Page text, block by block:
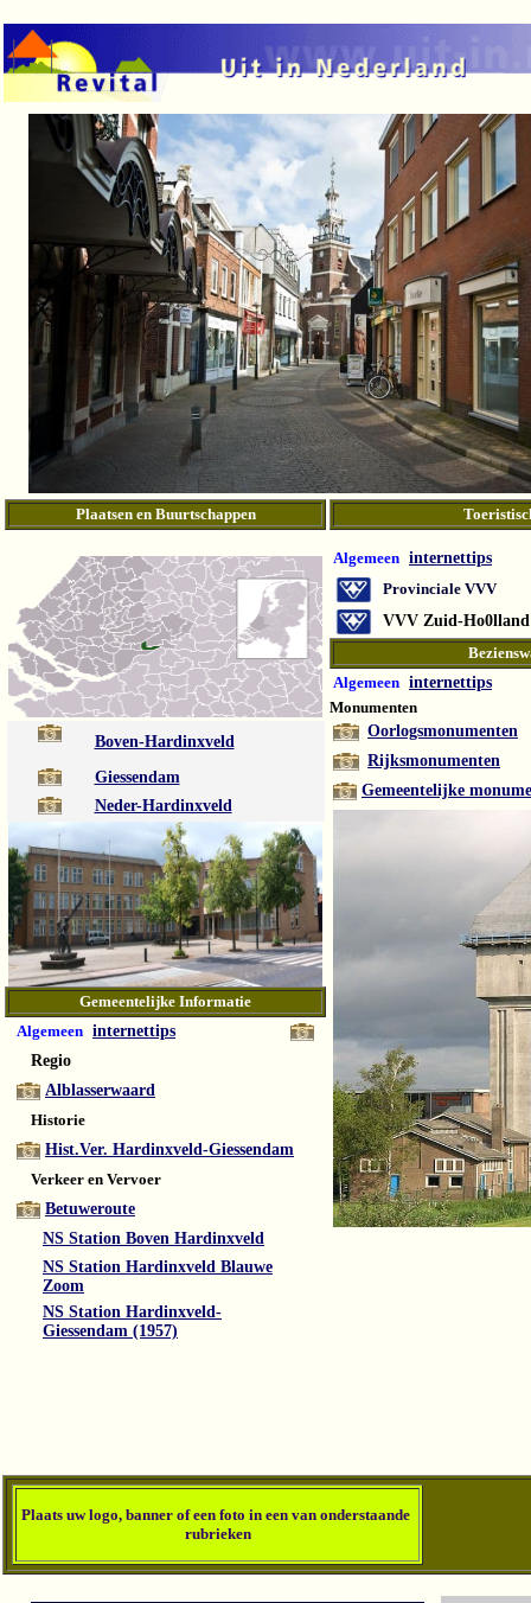
Plaatsen en Buurtschappen
Boven-Hardinxveld
Giessendam
Neder-Hardinxveld
Gemeentelijke Informatie
Algemeen internettips
Regio
Alblasserwaard
Historie
Hist.Ver. Hardinxveld-Giessendam
Verkeer en Vervoer
Betuweroute
NS Station Boven Hardinxveld
NS Station Hardinxveld Blauwe
Zoom
NS Station Hardinxveld-
Giessendam (1957)
Algemeen internettips
Provinciale VVV
VVV Zuid-
Algemeen internettips
Monumenten
Oorlogsmonumenten
Rijksmonumenten
Gemeentelijke
Plaats uw logo, banner of een foto in een van onderstaande
rubrieken